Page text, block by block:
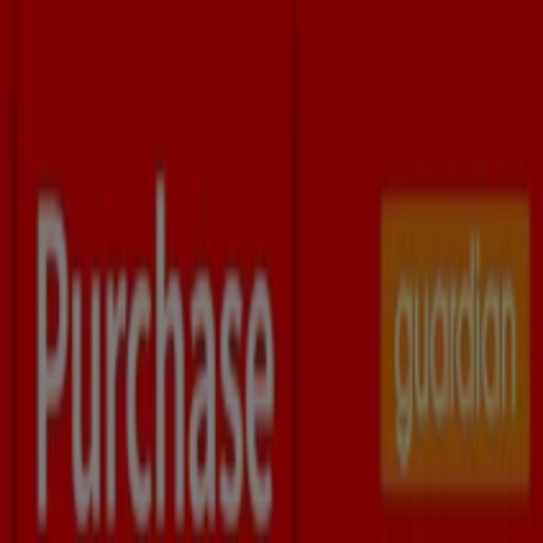
Featured
accessoriesElectronics & Appliances
Home &
Restaurants Beauty & Health
Department
Stores
SportKids, Toys & Babies
motorcycles & spares
Banks
Advertising
Beauty & Health in Singapore -